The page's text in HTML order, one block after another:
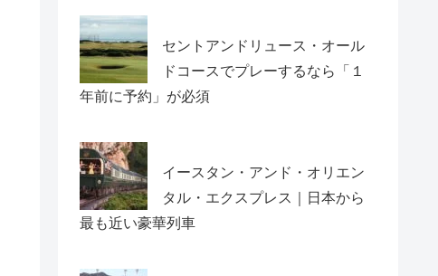
セントアンドリュース・オール
ドコースでプレーするなら「１
年前に予約」が必須
イースタン・アンド・オリエン
タル・エクスプレス｜日本から
最も近い豪華列車